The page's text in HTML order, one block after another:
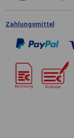
Zahlungsmittel